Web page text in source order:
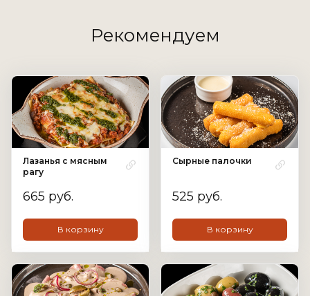
Рекомендуем
Лазанья с мясным
рагу
665 руб.
В корзину
Сырные палочки
525 руб.
В корзину